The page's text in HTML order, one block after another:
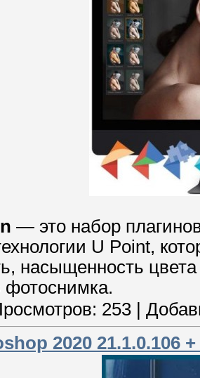
— это набор
U Point,
насыщенность
фотоснимка.
253
2020 21.1.0.106